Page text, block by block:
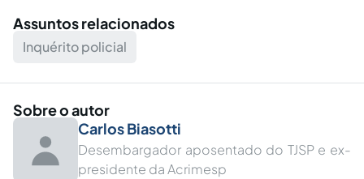
Assuntos relacionados
Inquérito policial
Sobre o autor
Carlos Biasotti
Desembargador aposentado do TJSP e ex-
presidente da Acrimesp